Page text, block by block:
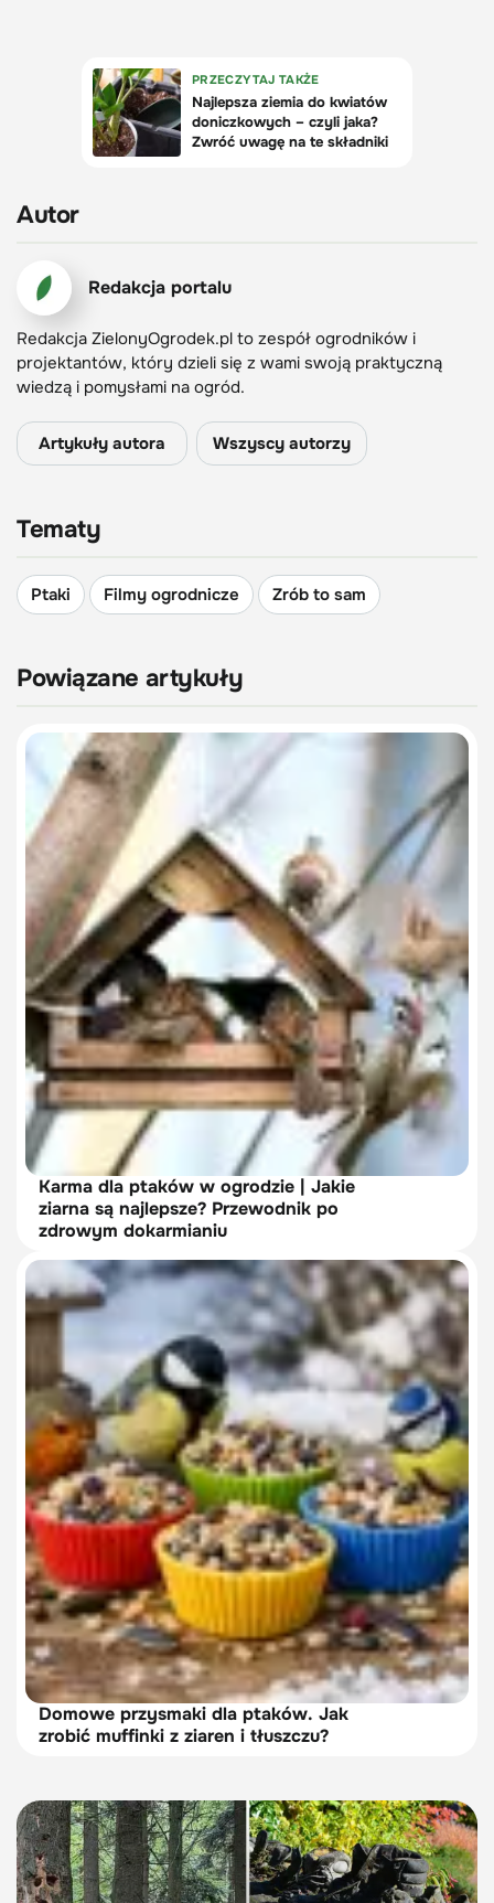
Autor
Redakcja portalu
Redakcja ZielonyOgrodek.pl to zespół ogrodników i
projektantów, który dzieli się z wami swoją praktyczną
wiedzą i pomysłami na ogród.
Artykuły autora Wszyscy autorzy
Tematy
Ptaki Filmy ogrodnicze Zrób to sam
Powiązane artykuły
Karma dla ptaków w ogrodzie | Jakie
ziarna są najlepsze? Przewodnik po
zdrowym dokarmianiu
Domowe przysmaki dla ptaków. Jak
zrobić muffinki z ziaren i tłuszczu?